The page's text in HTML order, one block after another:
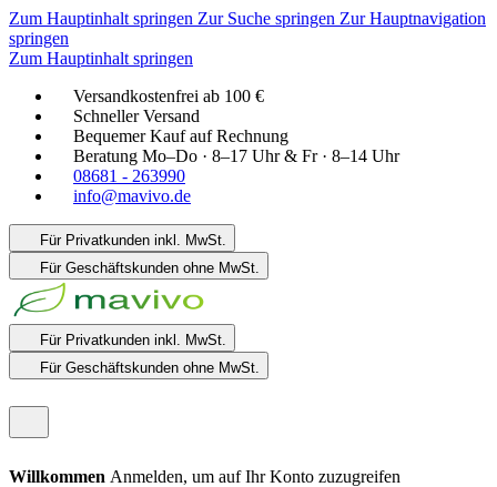
Zum Hauptinhalt springen Zur Suche springen Zur Hauptnavigation
springen
Zum Hauptinhalt springen
Versandkostenfrei ab 100 €
Schneller Versand
Bequemer Kauf auf Rechnung
Beratung Mo–Do · 8–17 Uhr & Fr · 8–14 Uhr
08681 - 263990
info@mavivo.de
Für Privatkunden inkl. MwSt.
Für Geschäftskunden ohne MwSt.
Für Privatkunden inkl. MwSt.
Für Geschäftskunden ohne MwSt.
Willkommen Anmelden, um auf Ihr Konto zuzugreifen